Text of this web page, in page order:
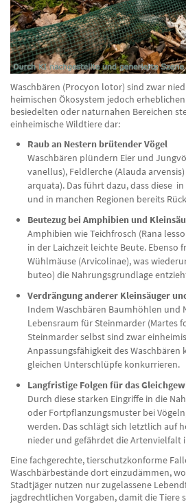
Waschbären (Procyon lotor) sind zwar
heimischen Ökosystem jedoch
besiedelten oder naturnahen Bereichen
einheimische Wildtiere dar:
Raub an Nestern brütender Vögel
Waschbären plündern Eier und
vanellus), Feldlerche (Alauda
arquata). Das führt dazu, dass diese
und in manchen Regionen bereits
Beutezug bei Amphibien und
Amphibien wie Teichfrosch (Rana
in der Laichzeit leichte Beute. Ebenso
Wühlmäuse (Arvicolinae), was
buteo) die Nahrungsgrundlage
Verdrängung anderer Kleinsäuger
Indem Waschbären Baumhöhlen und
Lebensraum für Steinmarder (Martes
Steinmarder selbst sind zwar
Anpassungsfähigkeit des
gleichen Unterschlüpfe konkurrieren.
Langfristige Folgen für das
Durch diese starken Eingriffe in die
oder Fortpflanzungsmuster bei
werden. Das schlägt sich letztlich auf
nieder und gefährdet die Artenvielfalt
Eine fachgerechte, tierschutzkonforme
Waschbärbestände dort einzudämmen,
Stadtjäger nutzen nur zugelassene
jagdrechtlichen Vorgaben, damit die Tiere